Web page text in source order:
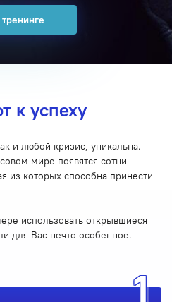
к успеху
и любой кризис, уникальна.
мире появятся сотни
из которых способна принести
использовать открывшиеся
для Вас нечто особенное.